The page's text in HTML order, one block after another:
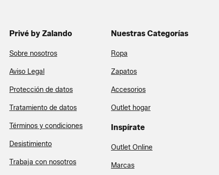
Privé by Zalando
Sobre nosotros
Aviso Legal
Protección de datos
Tratamiento de datos
Términos y condiciones
Desistimiento
Trabaja con nosotros
Nuestras Categorías
Ropa
Zapatos
Accesorios
Outlet hogar
Inspírate
Outlet Online
Marcas